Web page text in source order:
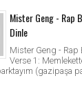
Mister Geng - Rap
Dinle
Mister Geng - Rap
Verse 1:
(gazipaşa